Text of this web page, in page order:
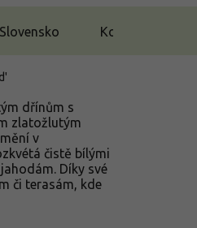
Kontakt
dřínům s
zlatožlutým
v
čistě bílými
Díky své
či terasám, kde